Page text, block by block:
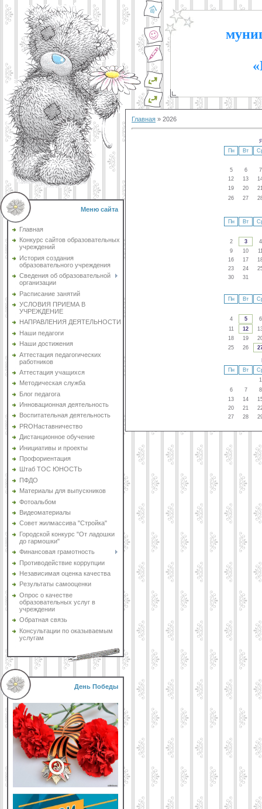
Меню сайта
Главная
Конкурс сайтов образовательных
учреждений
История создания
образовательного учреждения
Сведения об образовательной
организации
Расписание занятий
УСЛОВИЯ ПРИЕМА В
УЧРЕЖДЕНИЕ
НАПРАВЛЕНИЯ ДЕЯТЕЛЬНОСТИ
Наши педагоги
Наши достижения
Аттестация педагогических
работников
Аттестация учащихся
Методическая служба
Блог педагога
Инновационная деятельность
Воспитательная деятельность
PROНаставничество
Дистанционное обучение
Инициативы и проекты
Профориентация
Штаб ТОС ЮНОСТЬ
ПФДО
Материалы для выпускников
Фотоальбом
Видеоматериалы
Совет жилмассива "Стройка"
Городской конкурс "От ладошки
до гармошки"
Финансовая грамотность
Противодействие коррупции
Независимая оценка качества
Результаты самооценки
Опрос о качестве
образовательных услуг в
учреждении
Обратная связь
Консультации по оказываемым
услугам
День Победы
Главная » 2026
Пн
Вт
5 6
7
12
13
19
20
26
27
Пн
Вт
2 3
4
9
10
16
17
23
24
30
31
Пн Вт
4 5
6
11
12
18
19
25
26
Пн
Вт
1
6
7
8
13
14
20
21
27
28